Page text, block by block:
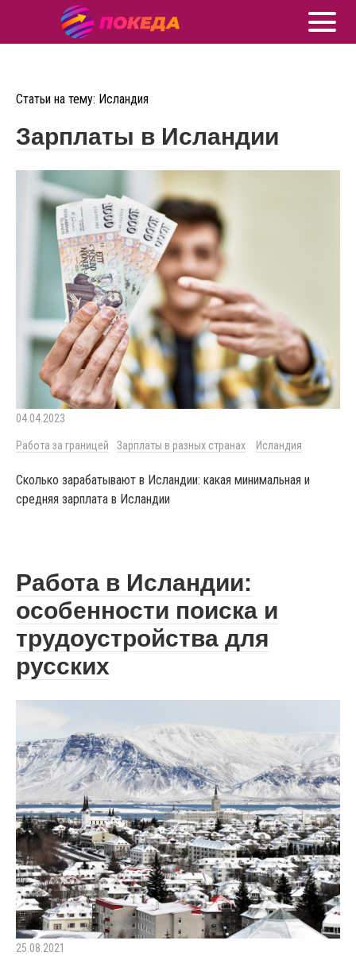
Статьи на тему: Исландия
Зарплаты в Исландии
04.04.2023
Работа за границей Зарплаты в разных странах Исландия
Сколько зарабатывают в Исландии: какая минимальная и
средняя зарплата в Исландии
Работа в Исландии:
особенности поиска и
трудоустройства для
русских
25.08.2021